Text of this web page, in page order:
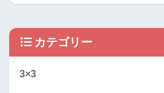
カテゴリー
3×3